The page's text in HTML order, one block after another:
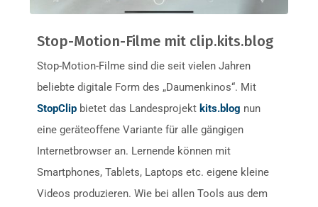
Stop-Motion-Filme mit clip.kits.blog
Stop-Motion-Filme sind die seit vielen Jahren
beliebte digitale Form des „Daumenkinos“. Mit
StopClip bietet das Landesprojekt kits.blog nun
eine geräteoffene Variante für alle gängigen
Internetbrowser an. Lernende können mit
Smartphones, Tablets, Laptops etc. eigene kleine
Videos produzieren. Wie bei allen Tools aus dem